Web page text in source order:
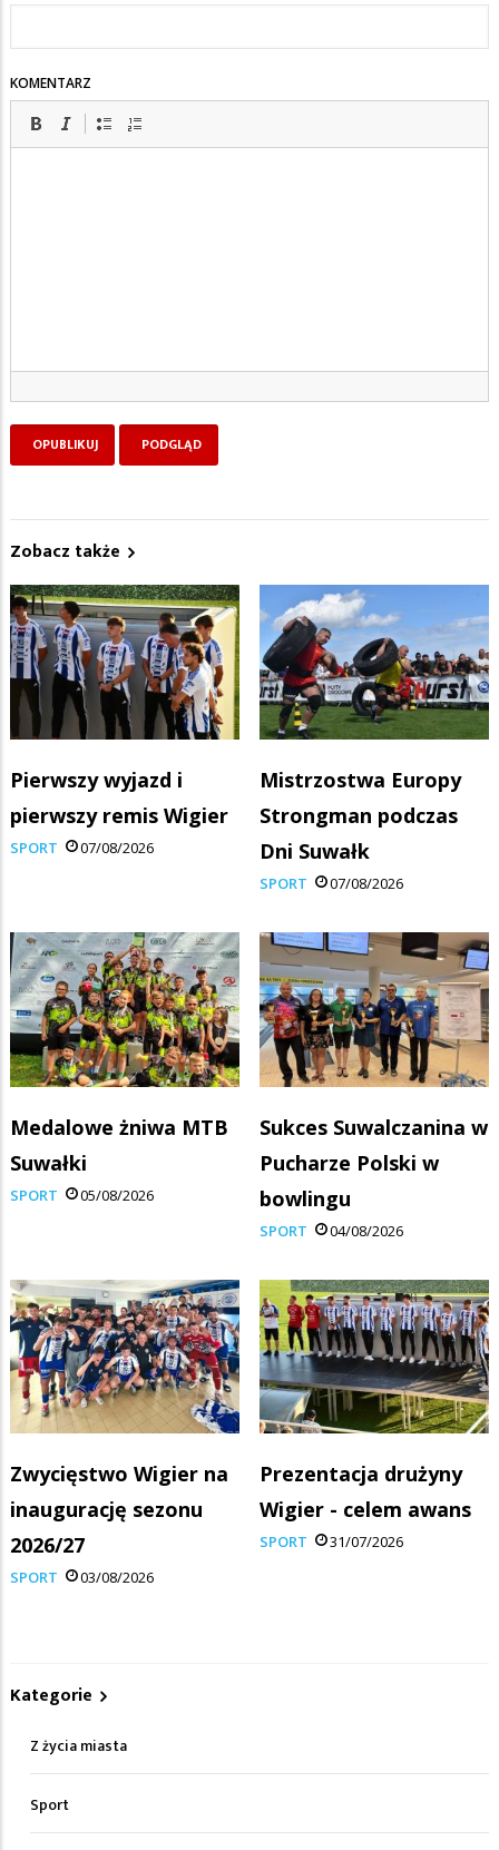
KOMENTARZ
Zobacz także
Pierwszy wyjazd i
pierwszy remis Wigier
SPORT 07/08/2026
Mistrzostwa Europy
Strongman podczas
Dni Suwałk
SPORT 07/08/2026
Medalowe żniwa MTB
Suwałki
SPORT 05/08/2026
Sukces Suwalczanina w
Pucharze Polski w
bowlingu
SPORT 04/08/2026
Zwycięstwo Wigier na
inaugurację sezonu
2026/27
SPORT 03/08/2026
Prezentacja drużyny
Wigier - celem awans
SPORT 31/07/2026
Kategorie
Z życia miasta
Sport